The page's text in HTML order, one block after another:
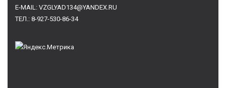
E-MAIL: VZGLYAD134@YANDEX.RU
ТЕЛ.: 8-927-530-86-34